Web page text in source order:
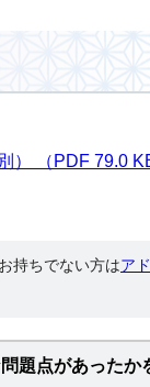
（PDF 79.0
持ちでない方はア
題点があったか